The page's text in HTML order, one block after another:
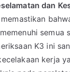
dan
semua
K3 ini
kerja